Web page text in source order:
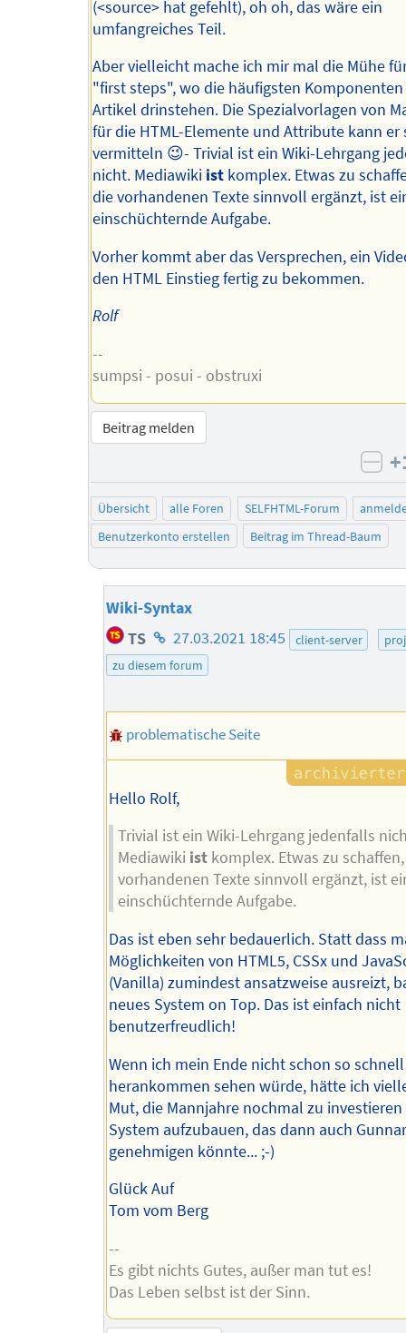
(<source> hat gefehlt), oh oh, das wäre ein
umfangreiches Teil.
Aber vielleicht mache ich mir mal die Mühe
"first steps", wo die häufigsten
Artikel drinstehen. Die Spezialvorlagen von
für die HTML-Elemente und Attribute kann er
vermitteln 😉- Trivial ist ein Wiki-Lehrgang
nicht. Mediawiki ist komplex. Etwas zu
die vorhandenen Texte sinnvoll ergänzt, ist
einschüchternde Aufgabe.
Vorher kommt aber das Versprechen, ein
den HTML Einstieg fertig zu bekommen.
Rolf
--
sumpsi - posui - obstruxi
Beitrag melden
Übersicht alle Foren SELFHTML-Forum
Benutzerkonto erstellen
Beitrag im Thread-Baum
Wiki-Syntax
TS Homepage
des
27.03.2021 18:45 client-server
zu diesem forum
problematische Seite
Hello Rolf,
Trivial ist ein Wiki-Lehrgang jedenfalls
Mediawiki istkomplex. Etwas zu
vorhandenen Texte sinnvoll ergänzt, ist
einschüchternde Aufgabe.
Das ist eben sehr bedauerlich. Statt dass
Möglichkeiten von HTML5, CSSx und
(Vanilla) zumindest ansatzweise ausreizt,
neues System on Top. Das ist einfach nicht
benutzerfreudlich!
Wenn ich mein Ende nicht schon so schnell
herankommen sehen würde, hätte ich
Mut, die Mannjahre nochmal zu
System aufzubauen, das dann auch Gunnar
genehmigen könnte... ;-)
Glück Auf
Tom vom Berg
--
Es gibt nichts Gutes, außer man tut es!
Das Leben selbst ist der Sinn.